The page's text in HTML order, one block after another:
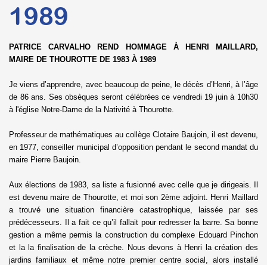
1989
PATRICE CARVALHO REND HOMMAGE À HENRI MAILLARD,
MAIRE DE THOUROTTE DE 1983 À 1989
Je viens d’apprendre, avec beaucoup de peine, le décès d’Henri, à l’âge
de 86 ans. Ses obsèques seront célébrées ce vendredi 19 juin à 10h30
à l'église Notre-Dame de la Nativité à Thourotte.
Professeur de mathématiques au collège Clotaire Baujoin, il est devenu,
en 1977, conseiller municipal d’opposition pendant le second mandat du
maire Pierre Baujoin.
Aux élections de 1983, sa liste a fusionné avec celle que je dirigeais. Il
est devenu maire de Thourotte, et moi son 2ème adjoint. Henri Maillard
a trouvé une situation financière catastrophique, laissée par ses
prédécesseurs. Il a fait ce qu’il fallait pour redresser la barre. Sa bonne
gestion a même permis la construction du complexe Edouard Pinchon
et la la finalisation de la crèche. Nous devons à Henri la création des
jardins familiaux et même notre premier centre social, alors installé